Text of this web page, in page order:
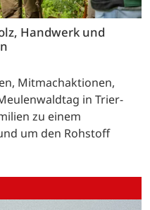
Handwerk und
Mitmachaktionen,
in Trier-
zu einem
um den Rohstoff